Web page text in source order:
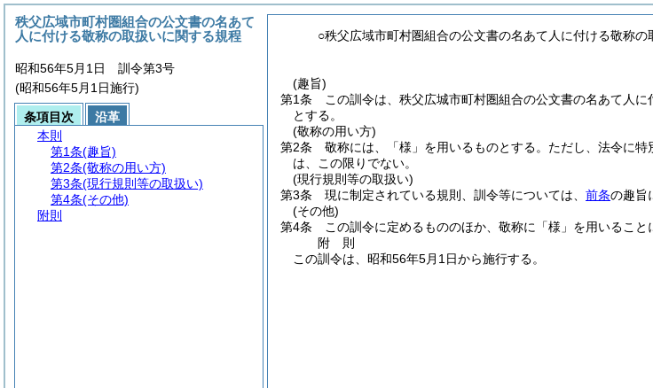
○秩父広域市町村圏組合の公文書の名あて人に付ける敬称の
(趣旨)
第1条
この訓令は、秩父広城市町村圏組合の公文書の名あて人に
とする。
(敬称の用い方)
第2条
敬称には、「様」を用いるものとする。 ただし、法令に特
は、この限りでない。
(現行規則等の取扱い)
第3条
現に制定されている規則、訓令等については、 前条の趣旨
(その他)
第4条
この訓令に定めるもののほか、敬称に「様」を用いること
附 則
この訓令は、昭和56年5月1日から施行する。
秩父広域市町村圏組合の公文書の名あて
人に付ける敬称の取扱いに関する規程
昭和56年5月1日 訓令第3号
(昭和56年5月1日施行)
条項目次
沿革
本則
第1条(趣旨)
第2条(敬称の用い方)
第3条(現行規則等の取扱い)
第4条(その他)
附則